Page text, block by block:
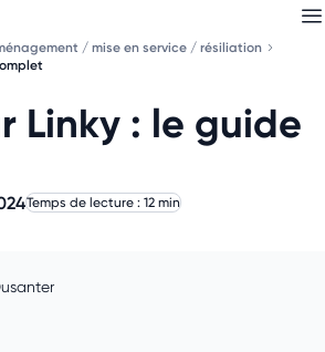
/ mise en service / résiliation
Linky : le guide
Temps de lecture : 12 min
newsletters
qui vous intéressent